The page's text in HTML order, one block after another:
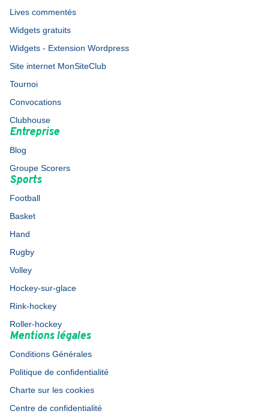
Lives commentés
Widgets gratuits
Widgets - Extension Wordpress
Site internet MonSiteClub
Tournoi
Convocations
Clubhouse
Entreprise
Blog
Groupe Scorers
Sports
Football
Basket
Hand
Rugby
Volley
Hockey-sur-glace
Rink-hockey
Roller-hockey
Mentions légales
Conditions Générales
Politique de confidentialité
Charte sur les cookies
Centre de confidentialité